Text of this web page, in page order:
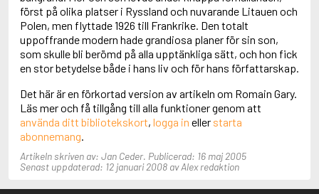
Adolphsen, Peter
först på olika platser i Ryssland och nuvarande Litauen och
Polen, men flyttade 1926 till Frankrike. Den totalt
uppoffrande modern hade grandiosa planer för sin son,
som skulle bli berömd på alla upptänkliga sätt, och hon fick
en stor betydelse både i hans liv och för hans författarskap.
Det här är en förkortad version av artikeln om Romain Gary.
Läs mer och få tillgång till alla funktioner genom att
använda ditt bibliotekskort, logga in eller starta
abonnemang
Artikeln skriven av: Jan Ceder. Publicerad: 16 maj 2005
Senast uppdaterad: 12 januari 2008 av Alex redaktion